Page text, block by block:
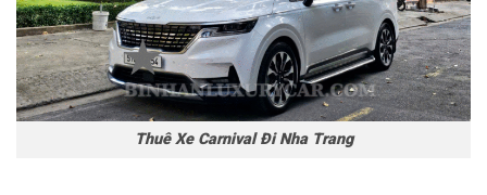
Thuê Xe Carnival Đi Nha Trang